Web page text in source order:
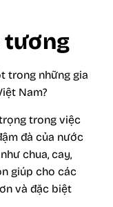
tương
trong những gia
Nam?
trong việc
đà của nước
chua, cay,
giúp cho các
và đặc biệt